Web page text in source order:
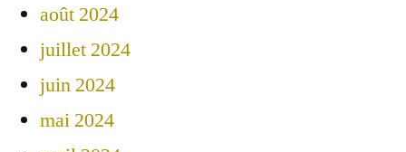
août 2024
juillet 2024
juin 2024
mai 2024